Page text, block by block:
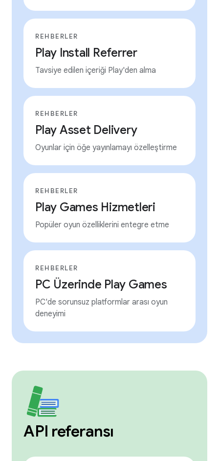
REHBERLER
Play Install Referrer
Tavsiye edilen içeriği Play'den alma
REHBERLER
Play Asset Delivery
Oyunlar için öğe yayınlamayı özelleştirme
REHBERLER
Play Games Hizmetleri
Popüler oyun özelliklerini entegre etme
REHBERLER
PC Üzerinde Play Games
PC'de sorunsuz platformlar arası oyun
deneyimi
API referansı